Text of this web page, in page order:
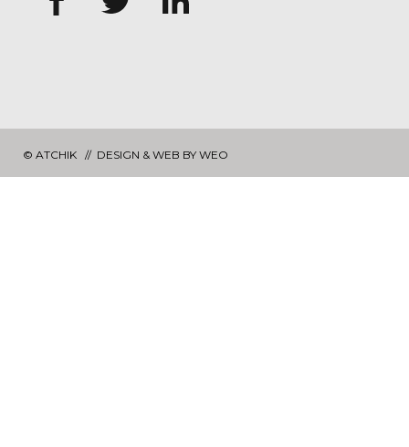
© ATCHIK // DESIGN & WEB BY WEO